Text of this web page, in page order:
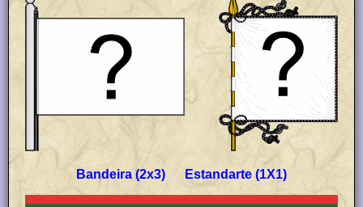
Bandeira (2x3) Estandarte (1X1)